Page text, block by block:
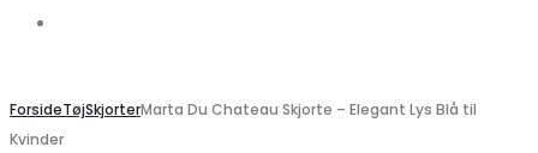
ForsideTøjSkjorterMarta Du Chateau Skjorte – Elegant Lys Blå til
Kvinder